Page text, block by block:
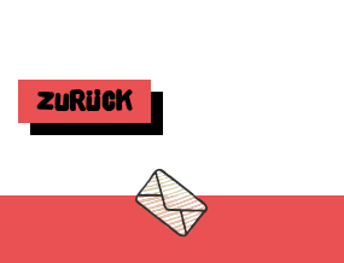
Zurück